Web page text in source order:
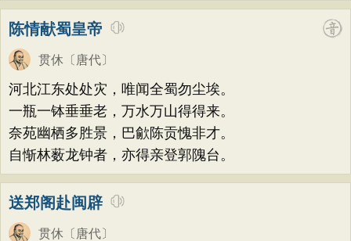
陈情献蜀皇帝
贯休 〔唐代〕
河北江东处处灾，唯闻全蜀勿尘埃。
一瓶一钵垂垂老，万水万山得得来。
奈苑幽栖多胜景，巴歈陈贡愧非才。
自惭林薮龙钟者，亦得亲登郭隗台。
送郑阁赴闽辟
贯休 〔唐代〕